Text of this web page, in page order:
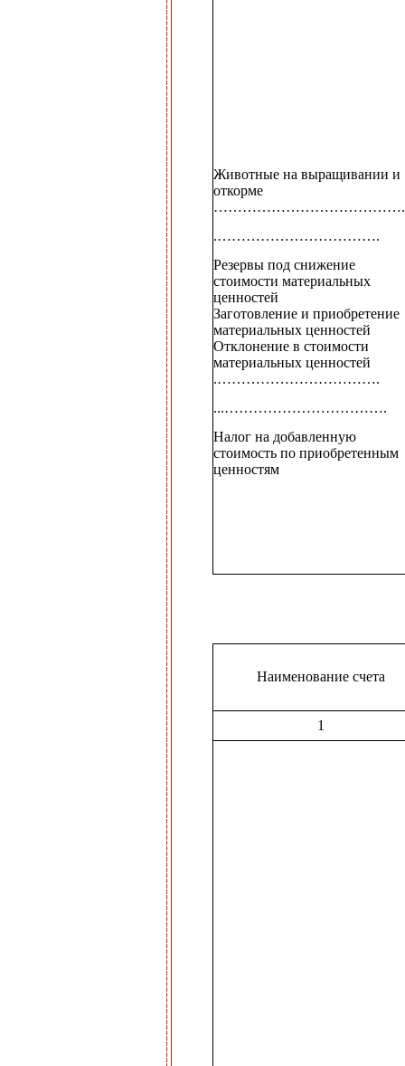
Животные на выращивании и
откорме
………………………………….
.…………………………….
Резервы под снижение
стоимости материальных
ценностей
Заготовление и приобретение
материальных ценностей
Отклонение в стоимости
материальных ценностей
.…………………………….
...…………………………….
Налог на добавленную
стоимость по приобретенным
ценностям
Наименование счета
1